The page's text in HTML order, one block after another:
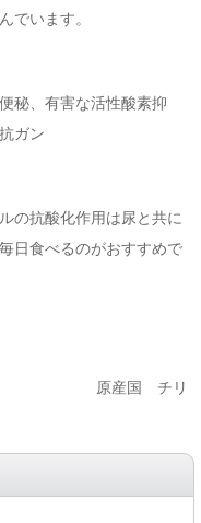
でいます。
秘、有害な活性酸素抑
ガン
の抗酸化作用は尿と共に
日食べるのがおすすめで
原産国 チリ